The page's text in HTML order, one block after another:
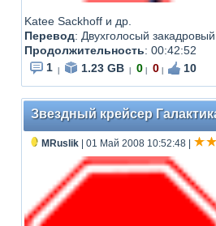
Katee Sackhoff и др.
Перевод: Двухголосый закадровый
Продолжительность: 00:42:52
1
1.23 GB 0 0 10
Звездный крейсер
MRuslik | 01 Май 2008 10:52:48